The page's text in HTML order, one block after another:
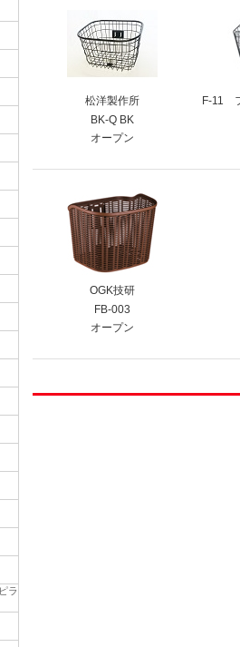
ラ
松洋製作所
BK-Q BK
オープン
F-11
OGK技研
FB-003
オープン